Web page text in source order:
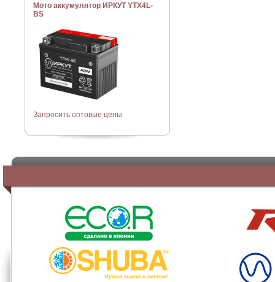
Мото аккумулятор ИРКУТ YTX4L-
BS
Запросить оптовые цены